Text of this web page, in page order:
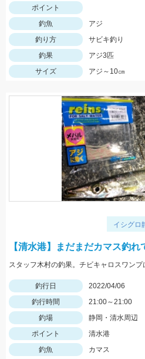
ポイント
釣魚
アジ
釣り方
サビキ釣り
釣果
アジ3匹
サイズ
アジ～10㎝
イシグロ
【清水港】まだまだカマス釣れ
釣行日
2022/04/06
釣行時間
21:00～21:00
釣場
静岡・清水周辺
ポイント
清水港
釣魚
カマス